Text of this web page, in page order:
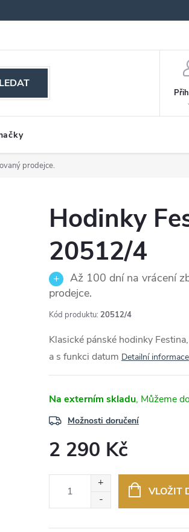
podmínky
prodejce.
Hodinky
20512/4
Až 100 dní na vrácení
prodejce.
Kód produktu: 20512/4
Klasické pánské hodinky
a s funkci datum Detailní informace
Na externím skladu
Možnosti doručení
2 290 Kč
VLOŽIT